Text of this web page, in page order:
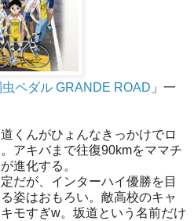
虫ペダル GRANDE ROAD 」一
くんがひょんなきっかけでロ
アキバまで往復90kmをママチ
進化する。
だが、インターハイ優勝を目
姿はおもろい。敵高校のキャ
モすぎw。坂道という名前だけ